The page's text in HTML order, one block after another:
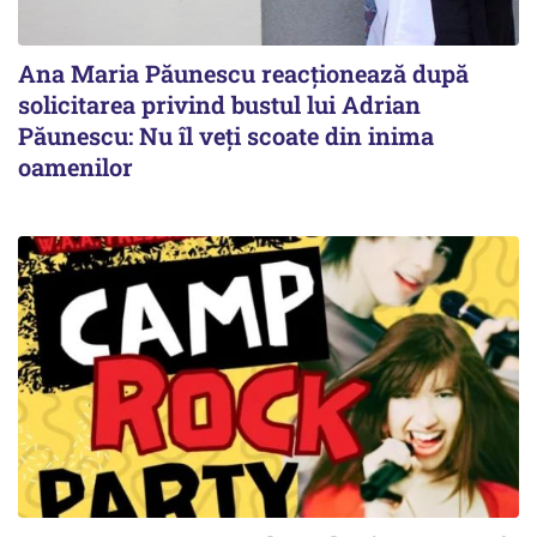
Ana Maria Păunescu reacționează după
solicitarea privind bustul lui Adrian
Păunescu: Nu îl veți scoate din inima
oamenilor